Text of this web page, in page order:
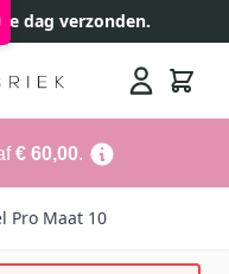
dag verzonden.
€ 60,00.
Pro Maat 10